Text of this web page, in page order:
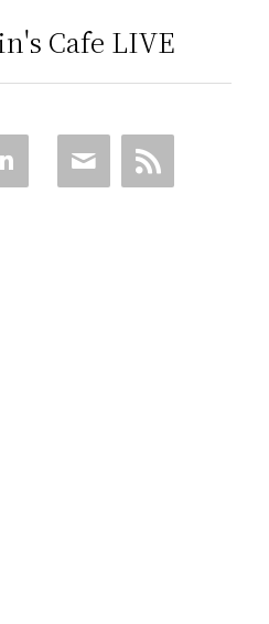
Cafe LIVE